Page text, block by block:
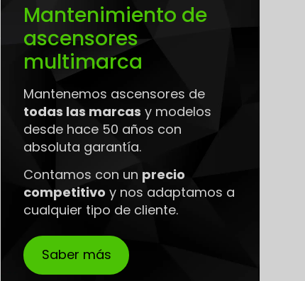
Mantenimiento de
ascensores
multimarca
Mantenemos ascensores de
todas las marcas y modelos
desde hace 50 años con
absoluta garantía.
Contamos con un precio
competitivo y nos adaptamos a
cualquier tipo de cliente.
Saber más